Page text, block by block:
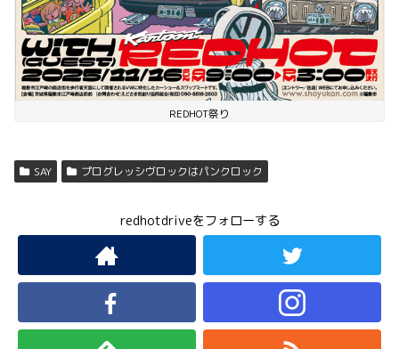
REDHOT祭り
SAY プログレッシヴロックはパンクロック
redhotdriveをフォローする